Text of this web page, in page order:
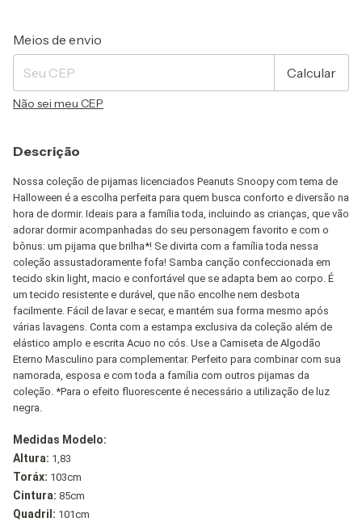
Entregas para o CEP:
Meios de envio
Calcular
Não sei meu CEP
Descrição
Nossa coleção de pijamas licenciados Peanuts Snoopy com tema de
Halloween é a escolha perfeita para quem busca conforto e diversão na
hora de dormir. Ideais para a família toda, incluindo as crianças, que vão
adorar dormir acompanhadas do seu personagem favorito e com o
bônus: um pijama que brilha*! Se divirta com a família toda nessa
coleção assustadoramente fofa! Samba canção confeccionada em
tecido skin light, macio e confortável que se adapta bem ao corpo. É
um tecido resistente e durável, que não encolhe nem desbota
facilmente. Fácil de lavar e secar, e mantém sua forma mesmo após
várias lavagens. Conta com a estampa exclusiva da coleção além de
elástico amplo e escrita Acuo no cós. Use a Camiseta de Algodão
Eterno Masculino para complementar. Perfeito para combinar com sua
namorada, esposa e com toda a família com outros pijamas da
coleção. *Para o efeito fluorescente é necessário a utilização de luz
negra.
Medidas Modelo:
Altura: 1,83
Toráx: 103cm
Cintura: 85cm
Quadril: 101cm